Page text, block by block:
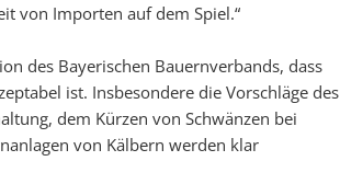
von Importen auf dem Spiel.“
des Bayerischen Bauernverbands, dass
ist. Insbesondere die Vorschläge des
dem Kürzen von Schwänzen bei
von Kälbern werden klar